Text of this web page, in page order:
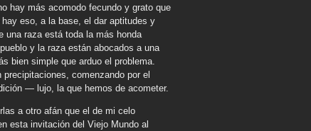
hay más acomodo fecundo y grato que
eso, a la base, el dar aptitudes y
una raza está toda la más honda
y la raza están abocados a una
bien simple que arduo el problema.
comenzando por el
— lujo, la que hemos de acometer.
a otro afán que el de mi celo
esta invitación del Viejo Mundo al